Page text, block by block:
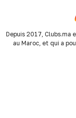
Depuis 2017, Clubs.ma
au Maroc, et qui a